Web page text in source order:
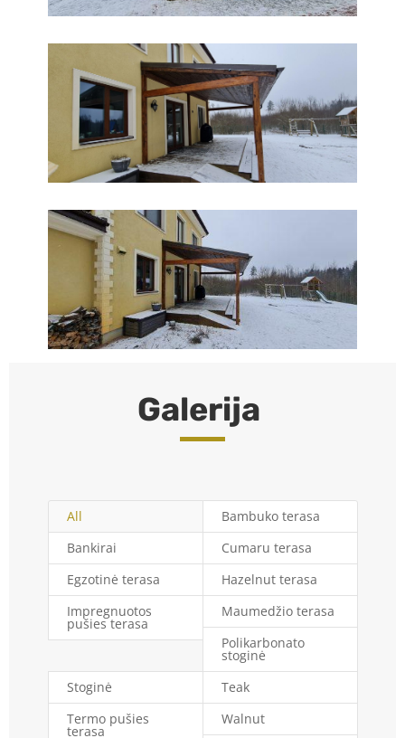
Galerija
All
Bambuko terasa
Bankirai
Cumaru terasa
Egzotinė terasa
Hazelnut terasa
Impregnuotos
pušies terasa
Maumedžio terasa
Polikarbonato
stoginė
Stoginė
Teak
Termo pušies
terasa
Walnut